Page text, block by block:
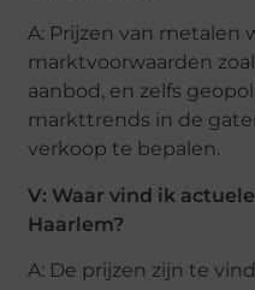
A: Prijzen van metalen
marktvoorwaarden
aanbod, en zelfs
markttrends in de
verkoop te bepalen.
V: Waar vind ik
Haarlem?
A: De prijzen zijn te